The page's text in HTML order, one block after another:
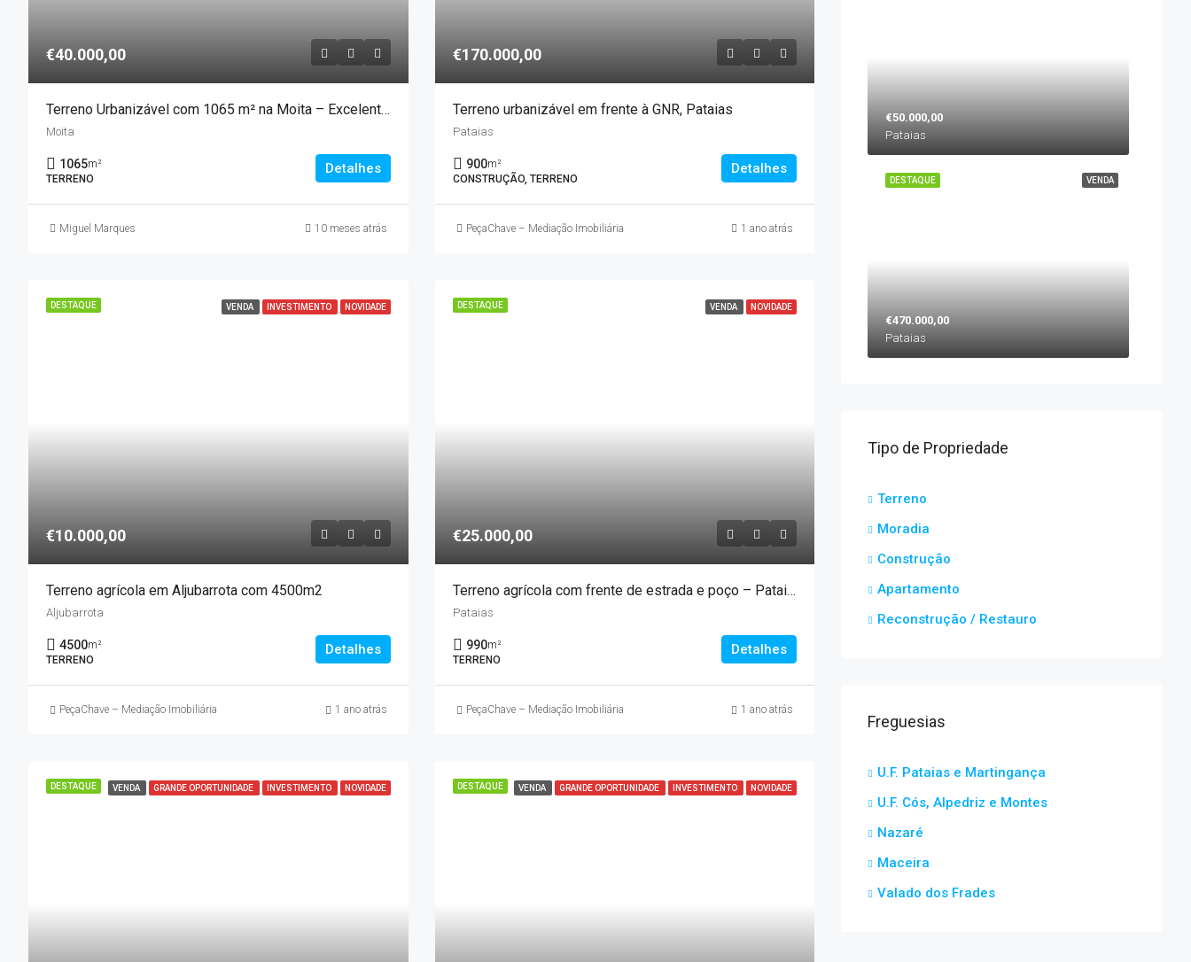
€40.000,00
Terreno Urbanizável com 1065 m² na Moita – Excelente Localização e Acessos
Moita
1065m²
TERRENO
Detalhes
Miguel Marques 10 meses atrás
€170.000,00
Terreno urbanizável em frente à GNR, Pataias
Pataias
900m²
CONSTRUÇÃO, TERRENO
Detalhes
PeçaChave – Mediação Imobiliária 1 ano atrás
DESTAQUE VENDA INVESTIMENTO NOVIDADE
€10.000,00
Terreno agrícola em Aljubarrota com 4500m2
Aljubarrota
4500m²
TERRENO
Detalhes
PeçaChave – Mediação Imobiliária 1 ano atrás
DESTAQUE VENDA NOVIDADE
€25.000,00
Terreno agrícola com frente de estrada e poço – Pataias
Pataias
990m²
TERRENO
Detalhes
PeçaChave – Mediação Imobiliária 1 ano atrás
DESTAQUE VENDA GRANDE OPORTUNIDADE INVESTIMENTO NOVIDADE DESTAQUE VENDA GRANDE OPORTUNIDADE INVESTIMENTO NOVIDADE
€50.000,00
Pataias
VENDA
DESTAQUE
€470.000,00
Pataias
Tipo de Propriedade
Terreno
Moradia
Construção
Apartamento
Reconstrução / Restauro
Freguesias
U.F. Pataias e Martingança
U.F. Cós, Alpedriz e Montes
Nazaré
Maceira
Valado dos Frades